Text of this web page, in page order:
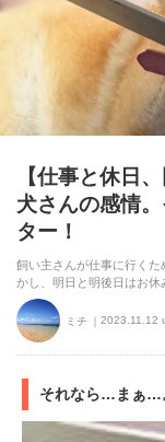
【仕事と休日
犬さんの感情
ター！
飼い主さんが仕事に行く
かし、明日と明後日はお
ミチ 2023.11.12
それなら…まぁ…